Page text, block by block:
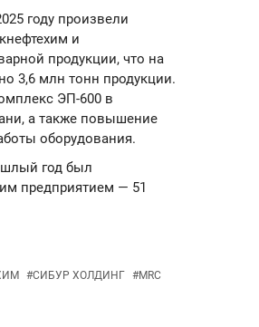
году произвели
и
продукции, что на
3,6 млн тонн продукции.
ЭП-600 в
а также повышение
оборудования.
год был
предприятием — 51
#СИБУР ХОЛДИНГ #MRC